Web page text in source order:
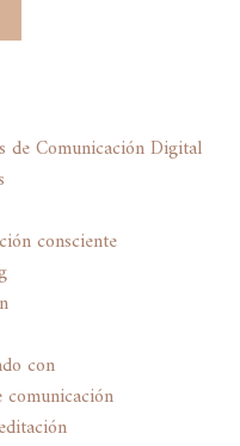
de Comunicación Digital
consciente
con
comunicación